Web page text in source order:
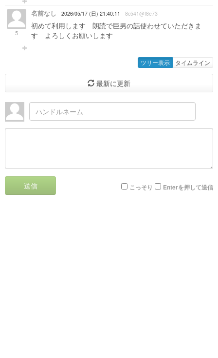
5
名前なし 2026/05/17 (日) 21:40:11 8c541@f8e73
初めて利用します 朗読で巨男の話使わせていただきま
す よろしくお願いします
ツリー表示 タイムライン
最新に更新
送信 こっそり Enterを押して送信